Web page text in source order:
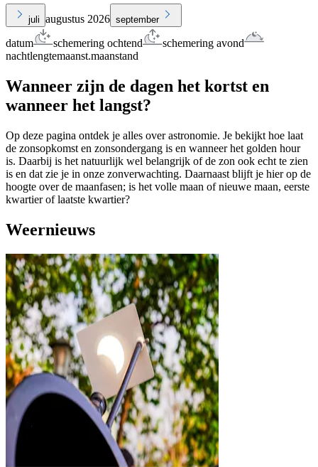
juli augustus 2026 september
datum schemering ochtend
schemering avond
nachtlengtemaanst.maanstand
Wanneer zijn de dagen het kortst en
wanneer het langst?
Op deze pagina ontdek je alles over astronomie. Je bekijkt hoe laat
de zonsopkomst en zonsondergang is en wanneer het golden hour
is. Daarbij is het natuurlijk wel belangrijk of de zon ook echt te zien
is en dat zie je in onze zonverwachting. Daarnaast blijft je hier op de
hoogte over de maanfasen; is het volle maan of nieuwe maan, eerste
kwartier of laatste kwartier?
Weernieuws